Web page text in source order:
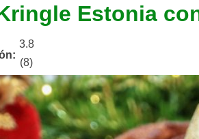
Estonia
3.8
(8)